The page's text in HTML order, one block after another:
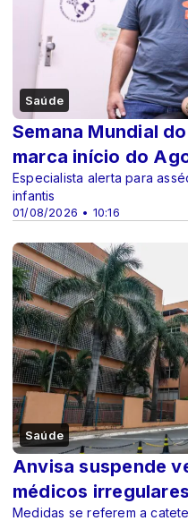
Saúde
01/08/2026 • 10:16
Semana Mundial
marca início do
Especialista alerta para
infantis
Saúde
Anvisa suspende
médicos irregulares
Medidas se referem a